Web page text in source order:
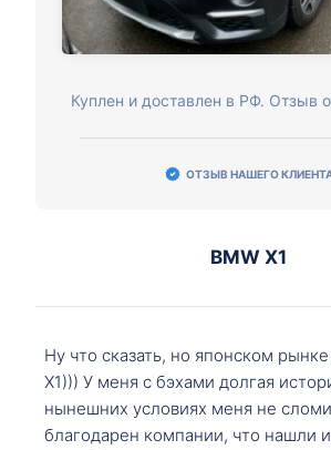
Куплен и доставлен в РФ. Отзыв
ОТЗЫВ НАШЕГО
BMW X1
Ну что сказать, но японском
X1))) У меня с бэхами долгая
нынешних условиях меня не
благодарен компании, что нашли